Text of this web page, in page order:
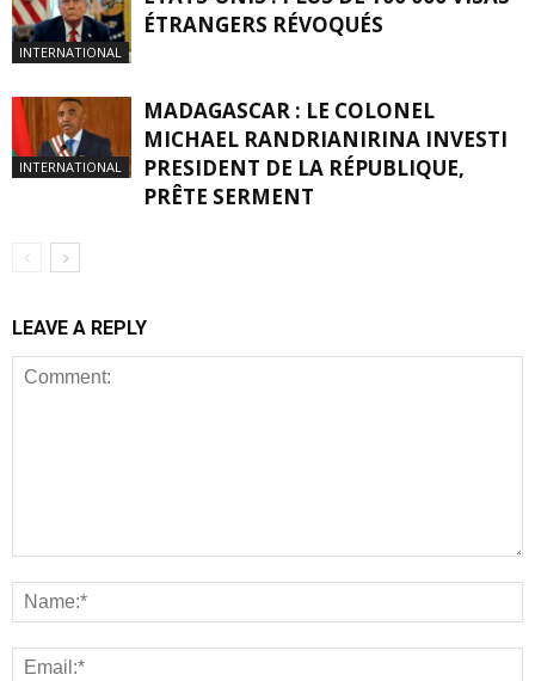
INTERNATIONAL
ÉTRANGERS RÉVOQUÉS
INTERNATIONAL
MADAGASCAR : LE COLONEL
MICHAEL RANDRIANIRINA INVESTI
PRESIDENT DE LA RÉPUBLIQUE,
PRÊTE SERMENT
LEAVE A REPLY